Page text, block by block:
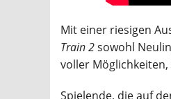
Mit einer riesigen
Train 2sowohl
voller
Spielende, die auf